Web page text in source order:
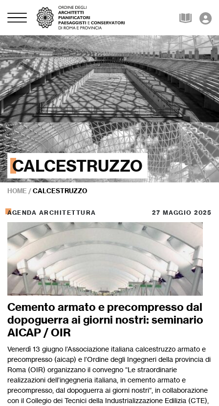
CALCESTRUZZO
HOME /CALCESTRUZZO
AGENDA ARCHITETTURA 27 MAGGIO 2025
Cemento armato e precompresso dal
dopoguerra ai giorni nostri: seminario
AICAP / OIR
Venerdì 13 giugno l’Associazione italiana calcestruzzo armato e
precompresso (aicap) e l’Ordine degli Ingegneri della provincia di
Roma (OIR) organizzano il convegno “Le straordinarie
realizzazioni dell’ingegneria italiana, in cemento armato e
precompresso, dal dopoguerra ai giorni nostri”, in collaborazione
con il Collegio dei Tecnici della Industrializzazione Edilizia (CTE),